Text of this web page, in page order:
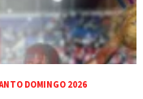
DOMINGO 2026